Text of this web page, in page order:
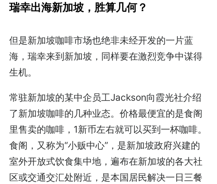
瑞幸出海新加坡，胜算几何？
但是新加坡咖啡市场也绝非未经开发的一片蓝
海，瑞幸来到新加坡，同样要在激烈竞争中谋得
生机。
常驻新加坡的某中企员工Jackson向霞光社介绍
了新加坡咖啡的几种业态。价格最便宜的是食阁
里售卖的咖啡，1新币左右就可以买到一杯咖啡。
食阁，又称为“小贩中心”，是新加坡政府兴建的
室外开放式饮食集中地，遍布在新加坡的各大社
区或交通交汇处附近，是本国居民解决一日三餐